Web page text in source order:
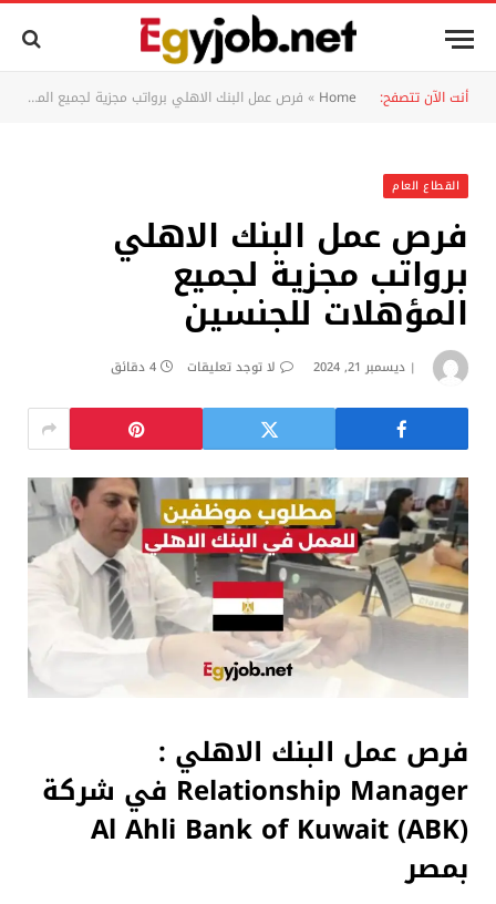
أنت الآن تتصفح: Home
» فرص عمل البنك الاهلي برواتب مجزية لجميع المؤهلات للجنسين
القطاع العام
فرص عمل البنك الاهلي
برواتب مجزية لجميع
المؤهلات للجنسين
ديسمبر 21, 2024 لا توجد تعليقات 4 دقائق
فرص عمل البنك الاهلي :
Relationship Manager في شركة
Al Ahli Bank of Kuwait (ABK)
بمصر